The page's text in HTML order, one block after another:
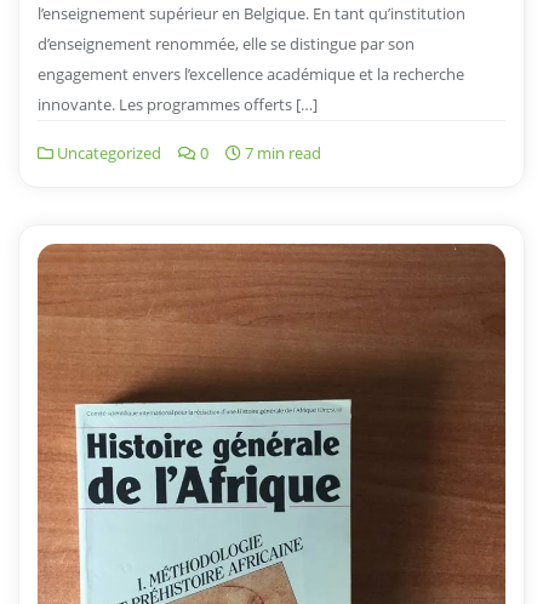
l’enseignement supérieur en Belgique. En tant qu’institution
d’enseignement renommée, elle se distingue par son
engagement envers l’excellence académique et la recherche
innovante. Les programmes offerts […]
Uncategorized 0 7 min read